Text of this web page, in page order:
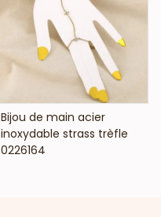
VOIR LE PRIX
Bijou de main acier
inoxydable strass trèfle
0226164